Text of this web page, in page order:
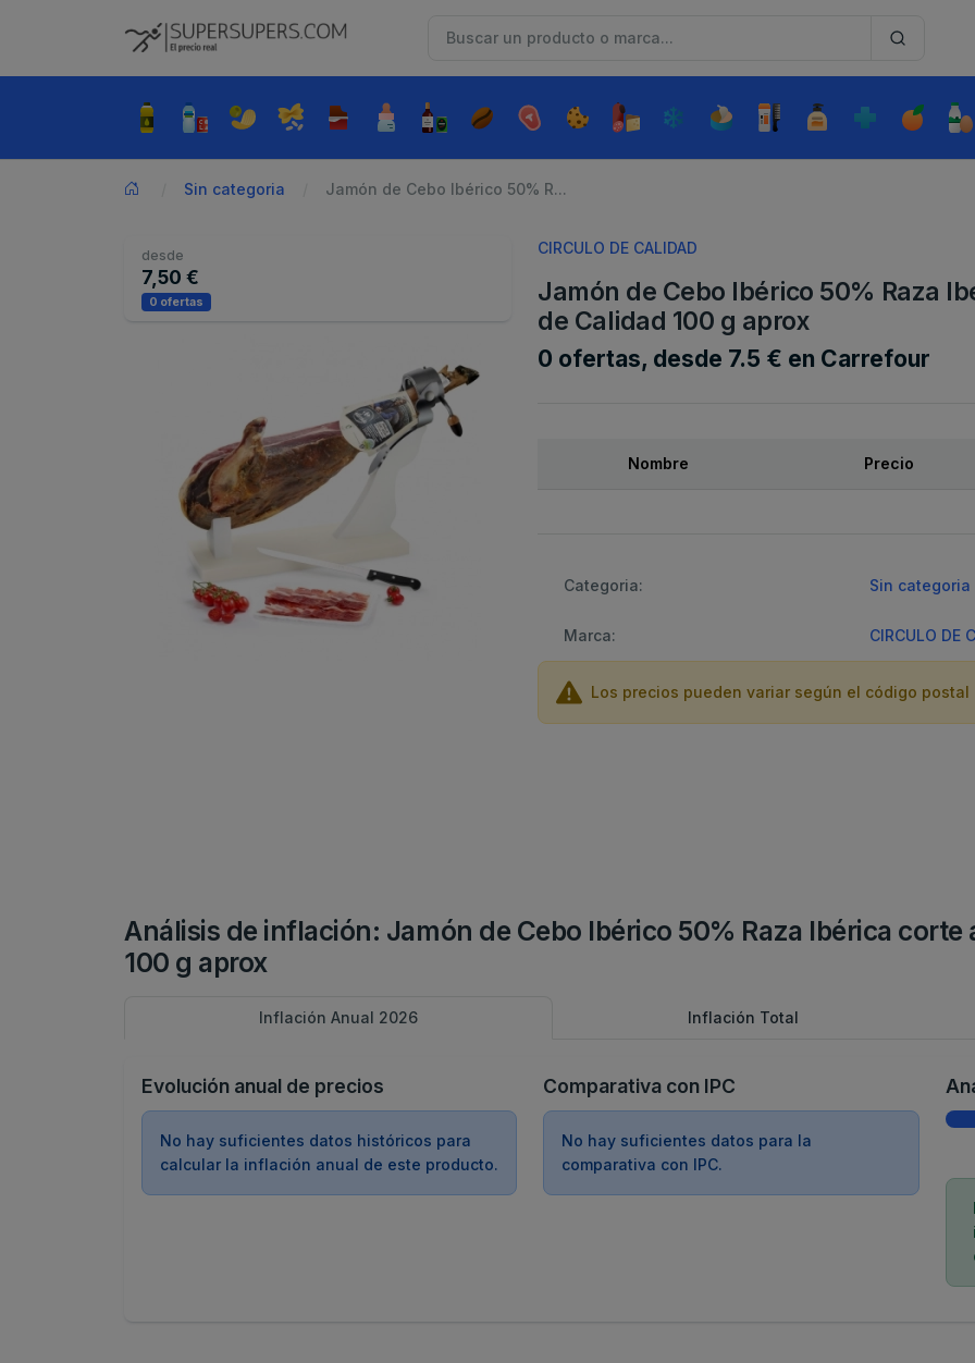
Sin categoria Jamón de Cebo Ibérico 50% R...
desde
7,50 €
0 ofertas
CIRCULO DE CALIDAD
Jamón de Cebo Ibérico 50% Raza
de Calidad 100 g aprox
0 ofertas, desde 7.5 € en Carrefour
Nombre Precio
Categoria: Sin categoria
Marca: CIRCULO DE
Los precios pueden variar según el código
Análisis de inflación: Jamón de Cebo Ibérico 50% Raza Ibérica
100 g aprox
Inflación Anual 2026 Inflación Total
Evolución anual de precios
No hay suficientes datos históricos para
calcular la inflación anual de este producto.
Comparativa con IPC
No hay suficientes datos para la
comparativa con IPC.